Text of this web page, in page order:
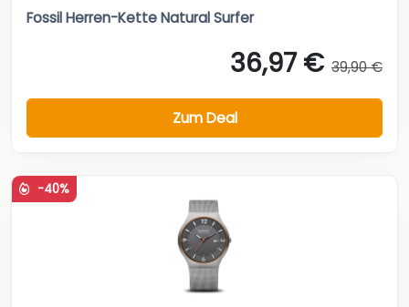
Fossil Herren-Kette Natural Surfer
36,97 € 39,90 €
Zum Deal
-40%